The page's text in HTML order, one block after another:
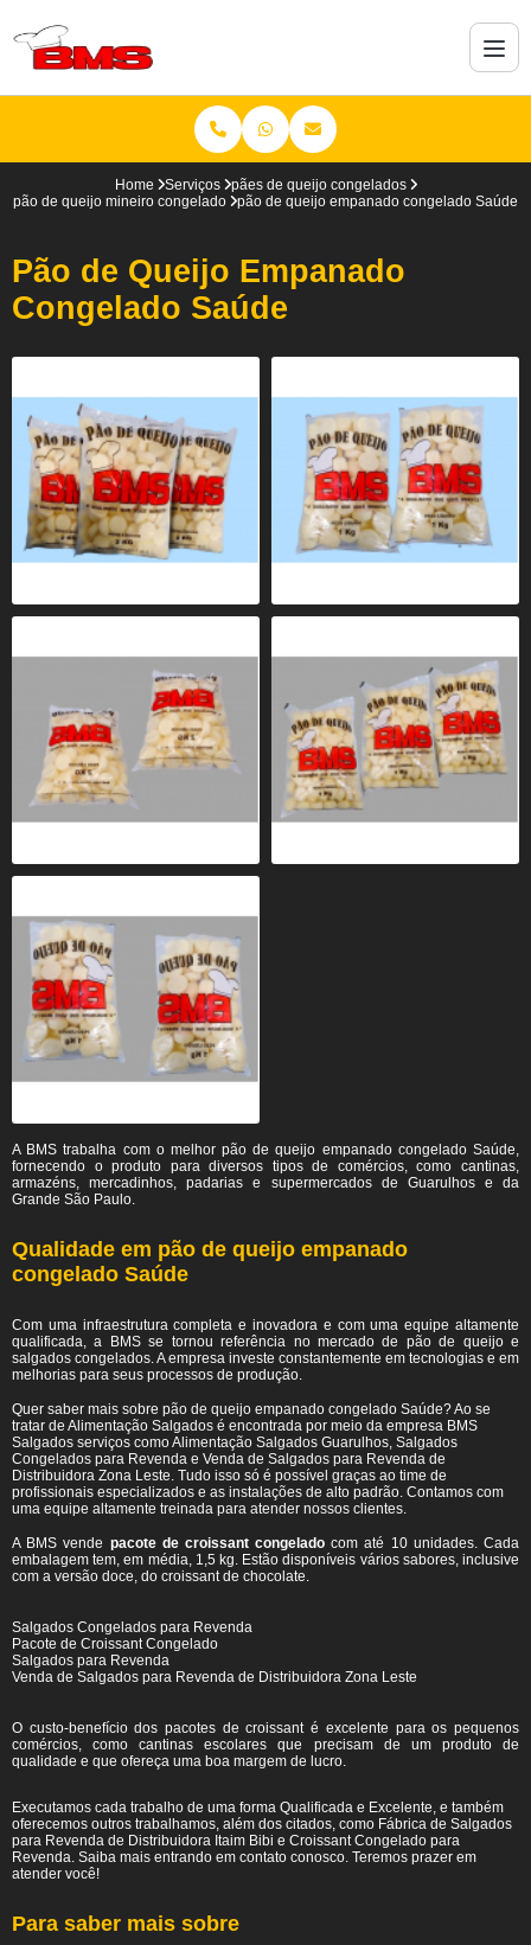
Home Serviços
pães de queijo congelados
pão de queijo mineiro congelado
pão de queijo empanado congelado Saúde
Pão de Queijo Empanado
Congelado Saúde
A BMS trabalha com o melhor pão de queijo empanado congelado Saúde,
fornecendo o produto para diversos tipos de comércios, como cantinas,
armazéns, mercadinhos, padarias e supermercados de Guarulhos e da
Grande São Paulo.
Qualidade em pão de queijo empanado
congelado Saúde
Com uma infraestrutura completa e inovadora e com uma equipe altamente
qualificada, a BMS se tornou referência no mercado de pão de queijo e
salgados congelados. A empresa investe constantemente em tecnologias e em
melhorias para seus processos de produção.
Quer saber mais sobre pão de queijo empanado congelado Saúde? Ao se
tratar de Alimentação Salgados é encontrada por meio da empresa BMS
Salgados serviços como Alimentação Salgados Guarulhos, Salgados
Congelados para Revenda e Venda de Salgados para Revenda de
Distribuidora Zona Leste. Tudo isso só é possível graças ao time de
profissionais especializados e as instalações de alto padrão. Contamos com
uma equipe altamente treinada para atender nossos clientes.
A BMS vende pacote de croissant congelado com até 10 unidades. Cada
embalagem tem, em média, 1,5 kg. Estão disponíveis vários sabores, inclusive
com a versão doce, do croissant de chocolate.
Salgados Congelados para Revenda
Pacote de Croissant Congelado
Salgados para Revenda
Venda de Salgados para Revenda de Distribuidora Zona Leste
O custo-benefício dos pacotes de croissant é excelente para os pequenos
comércios, como cantinas escolares que precisam de um produto de
qualidade e que ofereça uma boa margem de lucro.
Executamos cada trabalho de uma forma Qualificada e Excelente, e também
oferecemos outros trabalhamos, além dos citados, como Fábrica de Salgados
para Revenda de Distribuidora Itaim Bibi e Croissant Congelado para
Revenda. Saiba mais entrando em contato conosco. Teremos prazer em
atender você!
Para saber mais sobre